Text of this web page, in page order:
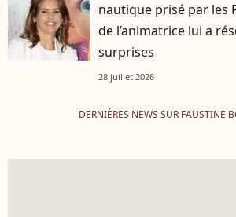
nautique prisé par les
de l’animatrice lui a
surprises
28 juillet 2026
DERNIÈRES NEWS SUR FAUSTINE